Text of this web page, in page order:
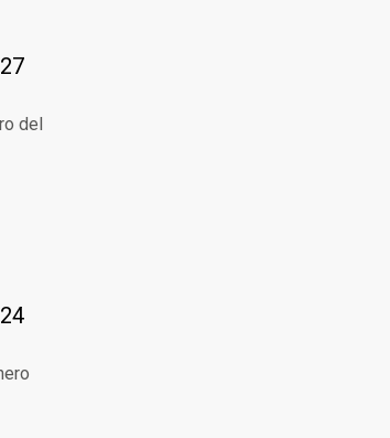
del